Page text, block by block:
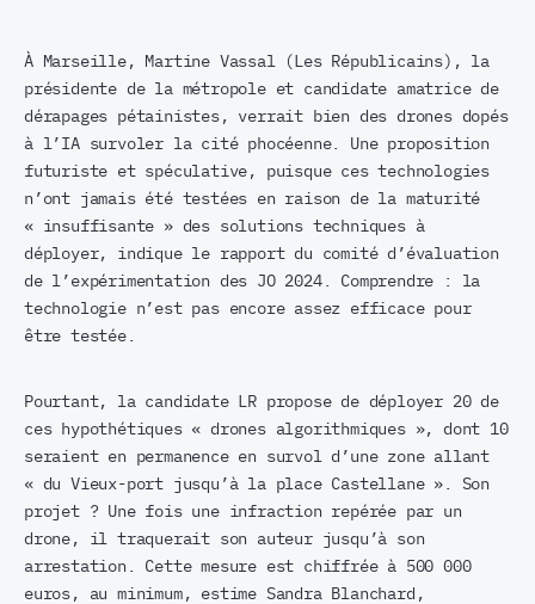
À Marseille, Martine Vassal (Les Républicains), la
présidente de la métropole et candidate amatrice de
dérapages pétainistes, verrait bien des drones dopés
à l’IA survoler la cité phocéenne. Une proposition
futuriste et spéculative, puisque ces technologies
n’ont jamais été testées en raison de la maturité
« insuffisante » des solutions techniques à
déployer, indique le rapport du comité d’évaluation
de l’expérimentation des JO 2024. Comprendre : la
technologie n’est pas encore assez efficace pour
être testée.
Pourtant, la candidate LR propose de déployer 20 de
ces hypothétiques « drones algorithmiques », dont 10
seraient en permanence en survol d’une zone allant
« du Vieux-port jusqu’à la place Castellane ». Son
projet ? Une fois une infraction repérée par un
drone, il traquerait son auteur jusqu’à son
arrestation. Cette mesure est chiffrée à 500 000
euros, au minimum, estime Sandra Blanchard,